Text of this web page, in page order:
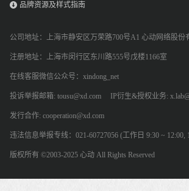
品牌资源及样式指南
公司地址：上海市静安区万荣路700号A1 心动网络股份
注册地址：上海市闵行区东川路555号戊楼1166室
在线客服微信公众号：xindong_net
投诉举报邮箱: tousu@xd.com IP衍生&授权业务:
发行合作: cooperation@xd.com
违法信息举报专线：021-60727056 (工作日 9:30 ~ 12:00,
版权所有 ©2003-2025 心动 All Rights Reserved